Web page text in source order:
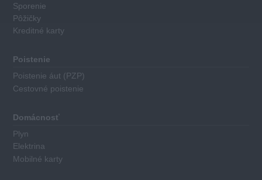
Sporenie
Pôžičky
Kreditné karty
Poistenie
Poistenie áut (PZP)
Cestovné poistenie
Domácnosť
Plyn
Elektrina
Mobilné karty